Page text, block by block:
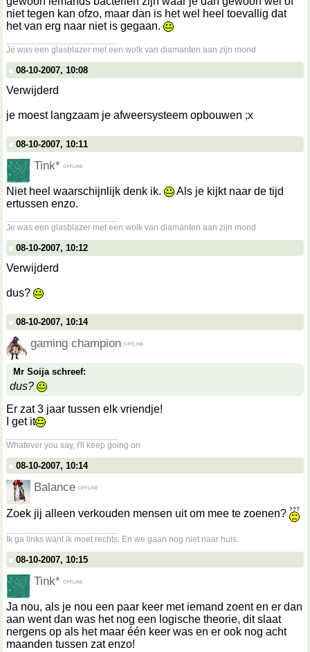
niet tegen kan ofzo, maar dan is het wel heel toevallig dat
het van erg naar niet is gegaan.
Je was een glasblazer met een wolk van diamanten aan zijn mond
08-10-2007, 10:08
Verwijderd
je moest langzaam je afweersysteem opbouwen ;x
08-10-2007, 10:11
Tink*
Niet heel waarschijnlijk denk ik.
Als je kijkt naar de tijd
ertussen enzo.
Je was een glasblazer met een wolk van diamanten aan zijn mond
08-10-2007, 10:12
Verwijderd
dus?
08-10-2007, 10:14
gaming champion
Mr Soija schreef:
dus?
Er zat 3 jaar tussen elk vriendje!
I get it
Whatever you say, I'll keep going on
08-10-2007, 10:14
Balance
Zoek jij alleen verkouden mensen uit om mee te zoenen?
Ik ga links want ik moet rechts. En we gaan nog niet naar huis.
08-10-2007, 10:15
Tink*
Ja nou, als je nou een paar keer met iemand zoent en er dan
aan went dan was het nog een logische theorie, dit slaat
nergens op als het maar één keer was en er ook nog acht
maanden tussen zat enzo!